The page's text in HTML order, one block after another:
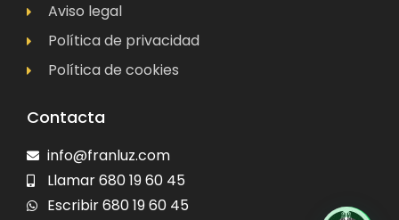
Aviso legal
Política de privacidad
Política de cookies
Contacta
info@franluz.com
Llamar 680 19 60 45
Escribir 680 19 60 45